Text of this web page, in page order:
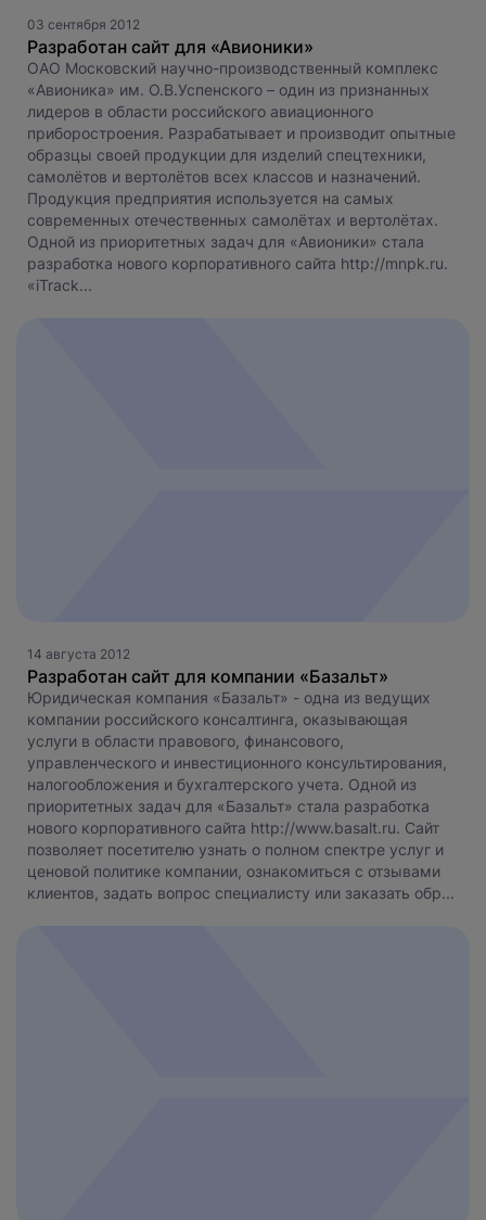
03 сентября 2012
Разработан сайт для «Авионики»
ОАО Московский научно-производственный комплекс
«Авионика» им. О.В.Успенского – один из признанных
лидеров в области российского авиационного
приборостроения. Разрабатывает и производит опытные
образцы своей продукции для изделий спецтехники,
самолётов и вертолётов всех классов и назначений.
Продукция предприятия используется на самых
современных отечественных самолётах и вертолётах.
Одной из приоритетных задач для «Авионики» стала
разработка нового корпоративного сайта http://mnpk.ru.
«iTrack...
14 августа 2012
Разработан сайт для компании «Базальт»
Юридическая компания «Базальт» - одна из ведущих
компании российского консалтинга, оказывающая
услуги в области правового, финансового,
управленческого и инвестиционного консультирования,
налогообложения и бухгалтерского учета. Одной из
приоритетных задач для «Базальт» стала разработка
нового корпоративного сайта http://www.basalt.ru. Сайт
позволяет посетителю узнать о полном спектре услуг и
ценовой политике компании, ознакомиться с отзывами
клиентов, задать вопрос специалисту или заказать обр...
Нажимая на кнопку, вы даетесогласие на обработку
персональных данныхи соглашаетесь с
политикой конфиденциальности.